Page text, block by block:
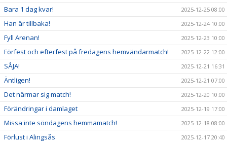
Bara 1 dag kvar! 2025-12-25 08:00
Han är tillbaka! 2025-12-24 10:00
Fyll Arenan! 2025-12-23 10:00
Förfest och efterfest på fredagens hemvändarmatch! 2025-12-22 12:00
SÅJA! 2025-12-21 16:31
Äntligen! 2025-12-21 07:00
Det närmar sig match! 2025-12-20 10:00
Förändringar i damlaget 2025-12-19 17:00
Missa inte söndagens hemmamatch! 2025-12-18 08:00
Förlust i Alingsås 2025-12-17 20:40